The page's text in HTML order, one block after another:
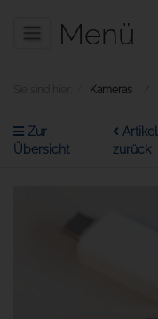
Menü
Sie sind hier: Kameras
Zur
Übersicht
Artikel
zurück